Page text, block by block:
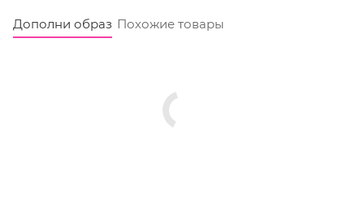
Дополни образ Похожие товары